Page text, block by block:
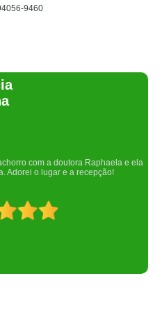
9460
grata pelo que fizeram por nós!